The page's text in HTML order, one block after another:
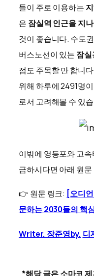
들이 주로 이용하는
은 잠실역 인근을 지
것이 좋습니다. 수도
버스노선이 있는 잠
점도 주목할 만 합니
위해 하루에 2491명
로서 고려해볼 수 있
이밖에 영등포와 고
금하시다면 아래 원
👉 원문 링크: [오디
문하는 2030들의 핵
Writer. 장준영by. 디
*해당 글은 소마코